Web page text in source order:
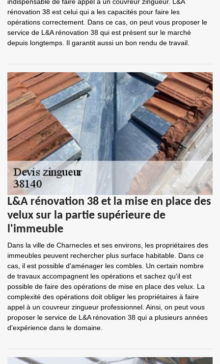
rénovation 38 est celui qui a les capacités pour faire les
opérations correctement. Dans ce cas, on peut vous proposer le
service de L&A rénovation 38 qui est présent sur le marché
depuis longtemps. Il garantit aussi un bon rendu de travail.
L&A rénovation 38 et la mise en place des
velux sur la partie supérieure de
l'immeuble
Dans la ville de Charnecles et ses environs, les propriétaires des
immeubles peuvent rechercher plus surface habitable. Dans ce
cas, il est possible d'aménager les combles. Un certain nombre
de travaux accompagnent les opérations et sachez qu'il est
possible de faire des opérations de mise en place des velux. La
complexité des opérations doit obliger les propriétaires à faire
appel à un couvreur zingueur professionnel. Ainsi, on peut vous
proposer le service de L&A rénovation 38 qui a plusieurs années
d'expérience dans le domaine.